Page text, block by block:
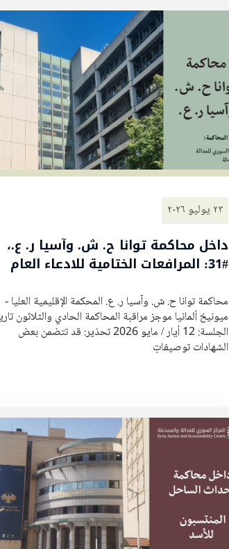
٢٣ يوليو ٢٠٢٦
داخل محاكمة توانا ح. ش. وآسيا ر. ع.،
#31: المرافعات الختامية للادعاء العام
محاكمة توانا ح. ش. وآسيا ر. ع. المحكمة الإقليمية العليا -
ميونيخ ألمانيا موجز مراقبة المحاكمة الحادي والثلاثون
الجلسة: 12 أيار / مايو 2026 تحذير: قد تتضمن بعض
الشهادات توصيفاتٍ